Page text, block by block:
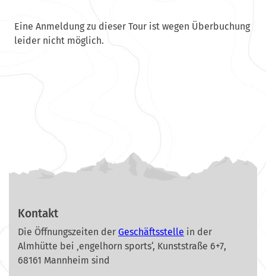
Eine Anmeldung zu dieser Tour ist wegen Überbuchung
leider nicht möglich.
Kontakt
Die Öffnungszeiten der Geschäftsstelle in der
Almhütte bei ‚engelhorn sports‘, Kunststraße 6+7,
68161 Mannheim sind